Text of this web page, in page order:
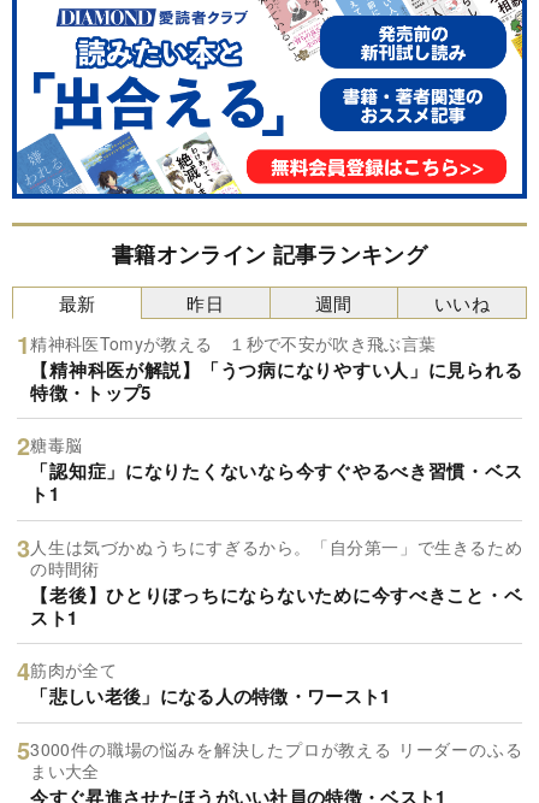
書籍オンライン 記事ランキング
最新
精神科医Tomyが教える １秒で不安が吹き飛ぶ言葉
【精神科医が解説】「うつ病になりやすい人」に見られる
特徴・トップ5
糖毒脳
「認知症」になりたくないなら今すぐやるべき習慣・ベス
ト1
人生は気づかぬうちにすぎるから。「自分第一」で生きるため
の時間術
【老後】ひとりぼっちにならないために今すべきこと・ベ
スト1
筋肉が全て
「悲しい老後」になる人の特徴・ワースト1
3000件の職場の悩みを解決したプロが教える リーダーのふる
まい大全
今すぐ昇進させたほうがいい社員の特徴・ベスト1
昨日 週間 いいね